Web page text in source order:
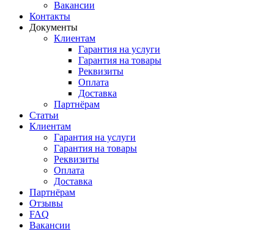
Вакансии
Контакты
Документы
Клиентам
Гарантия на услуги
Гарантия на товары
Реквизиты
Оплата
Доставка
Партнёрам
Статьи
Клиентам
Гарантия на услуги
Гарантия на товары
Реквизиты
Оплата
Доставка
Партнёрам
Отзывы
FAQ
Вакансии